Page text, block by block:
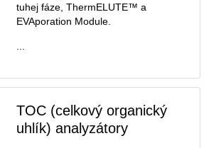
tuhej fáze, ThermELUTE™ a
EVAporation Module.
TOC (celkový organický
uhlík) analyzátory